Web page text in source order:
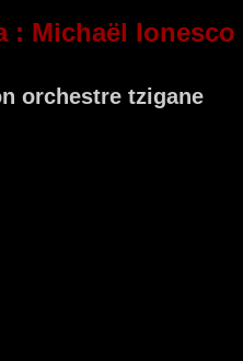
: Michaël Ionesco
orchestre tzigane